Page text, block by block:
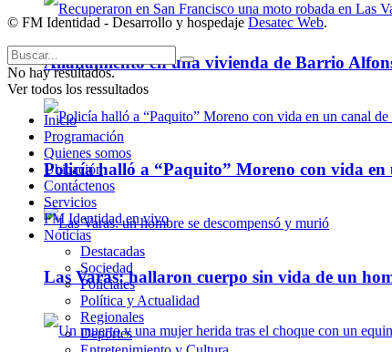
Allanamiento en una vivienda de Barrio
Policía halló a “Paquito” Moreno con vida en
Las Varas: hallaron cuerpo sin vida de un
© FM Identidad - Desarrollo y hospedaje Desatec Web.
No hay resultados.
Ver todos los ressultados
Inicio
Programación
Quienes somos
Ubicación
Contáctenos
Servicios
FM Identidad en vivo
Noticias
Destacadas
Sociedad
Policiales
Política y Actualidad
Regionales
Deportes